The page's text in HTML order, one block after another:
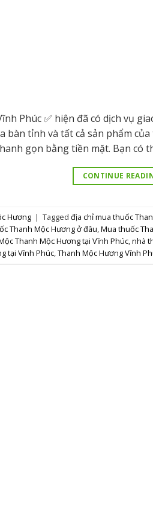
Phúc ✅ hiện đã có dịch vụ
bàn tỉnh và tất cả sản phẩm
gọn bằng tiền mặt. Bạn có
CONTINUE
Hương | Tagged địa chỉ mua thuốc
Thanh Mộc Hương ở đâu,Mua thuốc
Thanh Mộc Hương tại Vĩnh Phúc,nhà
tại Vĩnh Phúc,Thanh Mộc Hương Vĩnh